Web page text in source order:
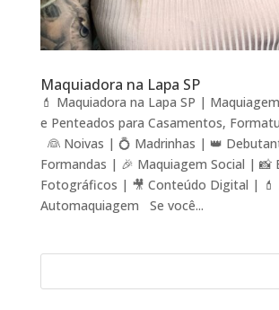
Maquiadora na Lapa SP
💄 Maquiadora na Lapa SP |
e Penteados para Casamentos,
👰 Noivas | 💍 Madrinhas | 👑
Formandas | 🎉 Maquiagem Social | 📸
Fotográficos | 🎥 Conteúdo Digital | 💄
Automaquiagem Se você...